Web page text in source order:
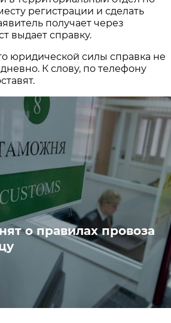
регистрации и сделать
получает через
выдает справку.
юридической силы справка не
К слову, по телефону
о правилах провоза